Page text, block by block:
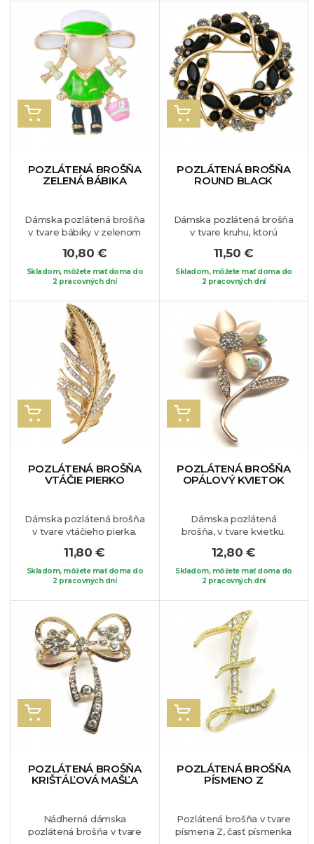
pozornosti. Dokonalý
šperk, ktorý pristane
každej žene.
VLOŽIŤ DO KOŠÍKA
POZLÁTENÁ BROŠŇA
ZELENÁ BÁBIKA
Dámska pozlátená brošňa
v tvare bábiky v zelenom
Brošňa je v skutku
rozkošná a určite si ju
rýchlo zamilujete. Môžete
obľúbený kúsok oblečenia.
10,80 €
Skladom, môžete mať doma do
2 pracovných dní
VLOŽIŤ DO KOŠÍKA
POZLÁTENÁ BROŠŇA
ROUND BLACK
Dámska pozlátená brošňa
v tvare kruhu, ktorú
rôznych tvarov. Nádherný
šperk, ktorý je vhodný na
vaše obľúbené sako,
11,50 €
Skladom, môžete mať doma do
2 pracovných dní
VLOŽIŤ DO KOŠÍKA
POZLÁTENÁ BROŠŇA
VTÁČIE PIERKO
Dámska pozlátená brošňa
v tvare vtáčieho pierka.
jedinečný šperk, ktorý sa
stane Vašim obľúbeným
doplnkom.Môžete si ju
11,80 €
Skladom, môžete mať doma do
2 pracovných dní
VLOŽIŤ DO KOŠÍKA
POZLÁTENÁ BROŠŇA
OPÁLOVÝ KVIETOK
Dámska pozlátená
brošňa, v tvare kvietku.
syntetický opál a drobné
jemné krištáliky.Veľmi
elegantný šperk vhodný
12,80 €
Skladom, môžete mať doma do
2 pracovných dní
VLOŽIŤ DO KOŠÍKA
POZLÁTENÁ BROŠŇA
KRIŠTÁĽOVÁ MAŠĽA
Nádherná dámska
pozlátená brošňa v tvare
VLOŽIŤ DO KOŠÍKA
POZLÁTENÁ BROŠŇA
PÍSMENO Z
Pozlátená brošňa v tvare
písmena Z, časť písmenka